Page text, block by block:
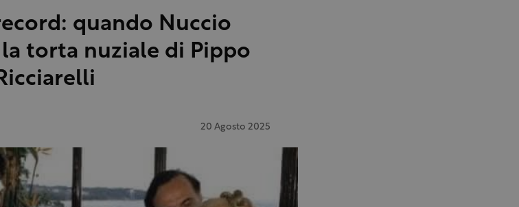
quando Nuccio
torta nuziale di Pippo
20 Agosto 2025